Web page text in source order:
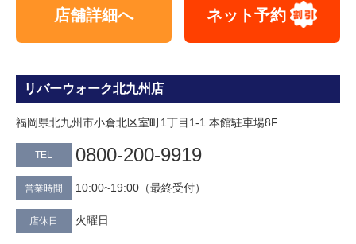
店舗詳細へ ネット予約
リバーウォーク北九州店
福岡県北九州市小倉北区室町1丁目1-1 本館駐車場8F
TEL 0800‐200-9919
営業時間 10:00~19:00（最終受付）
店休日 火曜日